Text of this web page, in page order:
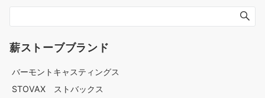
薪ストーブブランド
バーモントキャスティングス
STOVAX ストバックス